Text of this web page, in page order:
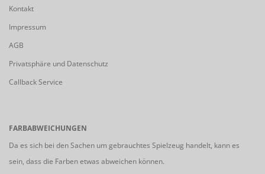
Kontakt
Impressum
AGB
Privatsphäre und Datenschutz
Callback Service
FARBABWEICHUNGEN
Da es sich bei den Sachen um gebrauchtes Spielzeug handelt, kann es
sein, dass die Farben etwas abweichen können.